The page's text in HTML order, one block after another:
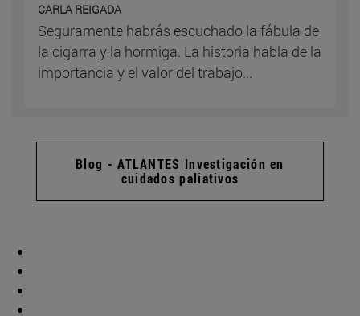
CARLA REIGADA
Seguramente habrás escuchado la fábula de
la cigarra y la hormiga. La historia habla de la
importancia y el valor del trabajo...
Blog - ATLANTES Investigación en
cuidados paliativos